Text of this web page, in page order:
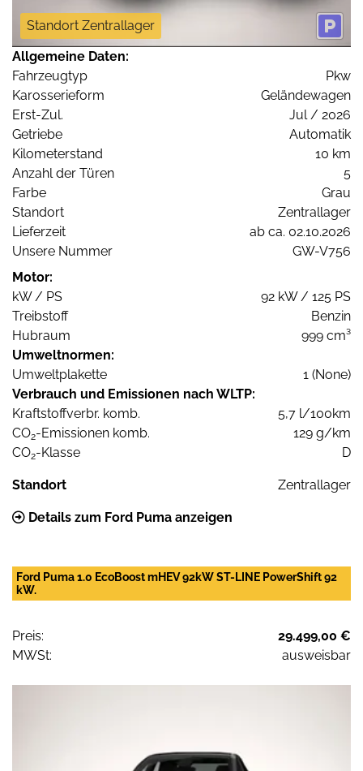
Standort Zentrallager
Allgemeine Daten:
Fahrzeugtyp
Pkw
Karosserieform
Geländewagen
Erst-Zul.
Jul / 2026
Getriebe
Automatik
Kilometerstand
10 km
Anzahl der Türen
5
Farbe
Grau
Standort
Zentrallager
Lieferzeit
ab ca. 02.10.2026
Unsere Nummer
GW-V756
Motor:
kW / PS
92 kW / 125 PS
Treibstoff
Benzin
Hubraum
999 cm³
Umweltnormen:
Umweltplakette
1 (None)
Verbrauch und Emissionen nach WLTP:
Kraftstoffverbr. komb.
5,7 l/100km
CO2-Emissionen komb.
129 g/km
CO2-Klasse D
Standort Zentrallager
Details zum Ford Puma anzeigen
Ford Puma 1.0 EcoBoost mHEV 92kW ST-LINE PowerShift 92
kW.
Preis:
29.499,00 €
MWSt:
ausweisbar